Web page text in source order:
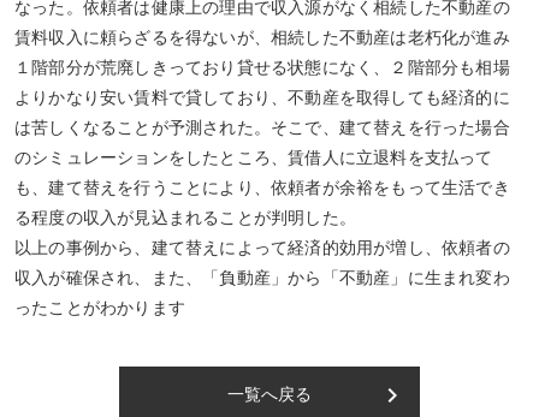
なった。依頼者は健康上の理由で収入源がなく相続した不動産の
賃料収入に頼らざるを得ないが、相続した不動産は老朽化が進み
１階部分が荒廃しきっており貸せる状態になく、２階部分も相場
よりかなり安い賃料で貸しており、不動産を取得しても経済的に
は苦しくなることが予測された。そこで、建て替えを行った場合
のシミュレーションをしたところ、賃借人に立退料を支払って
も、建て替えを行うことにより、依頼者が余裕をもって生活でき
る程度の収入が見込まれることが判明した。
以上の事例から、建て替えによって経済的効用が増し、依頼者の
収入が確保され、また、「負動産」から「不動産」に生まれ変わ
ったことがわかります
一覧へ戻る keyboard_arrow_right